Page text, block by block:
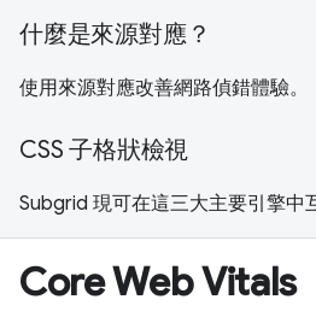
什麼是來源對應？
使用來源對應改善網路偵錯體驗。
CSS 子格狀檢視
Subgrid 現可在這三大主要引擎中
Core Web Vitals